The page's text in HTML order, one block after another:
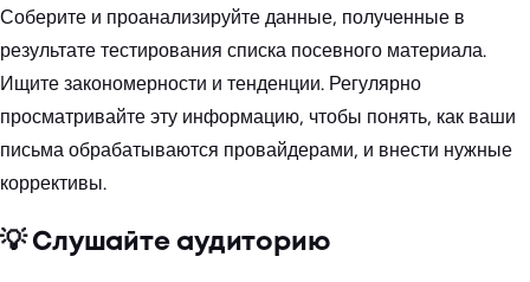
Соберите и проанализируйте данные, полученные в
результате тестирования списка посевного материала.
Ищите закономерности и тенденции. Регулярно
просматривайте эту информацию, чтобы понять, как ваши
письма обрабатываются провайдерами, и внести нужные
коррективы.
💡 Слушайте аудиторию